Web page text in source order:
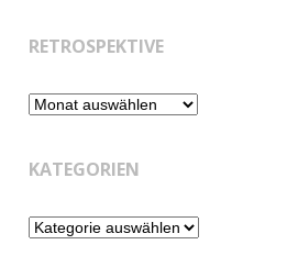
RETROSPEKTIVE
Retrospektive
KATEGORIEN
Kategorien